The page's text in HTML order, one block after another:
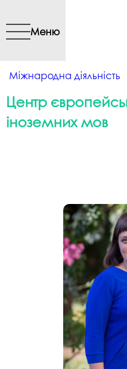
Меню
Ви є тут
Міжнародна діяльність
Центр
іноземних мов